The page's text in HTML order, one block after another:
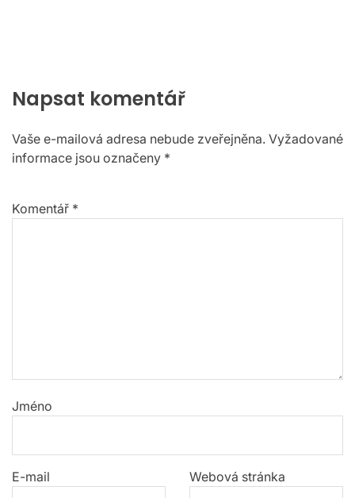
Napsat komentář
Vaše e-mailová adresa nebude zveřejněna. Vyžadované
informace jsou označeny *
Komentář *
Jméno
E-mail Webová stránka